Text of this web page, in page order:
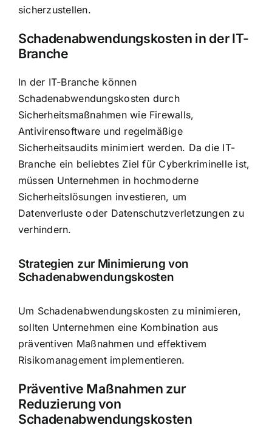
sicherzustellen.
Schadenabwendungskosten in der IT-
Branche
In der IT-Branche können
Schadenabwendungskosten durch
Sicherheitsmaßnahmen wie Firewalls,
Antivirensoftware und regelmäßige
Sicherheitsaudits minimiert werden. Da die IT-
Branche ein beliebtes Ziel für Cyberkriminelle ist,
müssen Unternehmen in hochmoderne
Sicherheitslösungen investieren, um
Datenverluste oder Datenschutzverletzungen zu
verhindern.
Strategien zur Minimierung von
Schadenabwendungskosten
Um Schadenabwendungskosten zu minimieren,
sollten Unternehmen eine Kombination aus
präventiven Maßnahmen und effektivem
Risikomanagement implementieren.
Präventive Maßnahmen zur
Reduzierung von
Schadenabwendungskosten